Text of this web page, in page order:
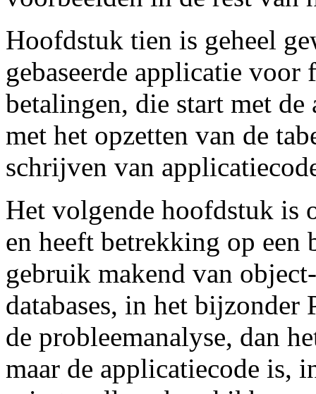
Hoofdstuk tien is geheel
gebaseerde applicatie
betalingen, die start met
met het opzetten van de
schrijven van
Het volgende hoofdstuk is
en heeft betrekking op een
gebruik makend van
databases, in het bijzonder
de probleemanalyse, dan
maar de applicatiecode is,